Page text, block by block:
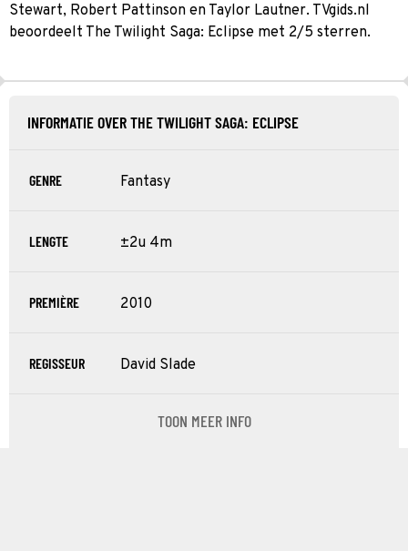
Stewart, Robert Pattinson en Taylor Lautner. TVgids.nl
beoordeelt The Twilight Saga: Eclipse met 2/5 sterren.
INFORMATIE OVER THE TWILIGHT SAGA: ECLIPSE
GENRE Fantasy
LENGTE ±2u 4m
PREMIÈRE 2010
REGISSEUR David Slade
TOON MEER INFO